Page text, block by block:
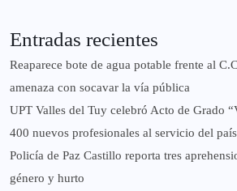
Entradas recientes
Reaparece bote de agua potable frente al
amenaza con socavar la vía pública
UPT Valles del Tuy celebró Acto de Grado
400 nuevos profesionales al servicio del
‎Policía de Paz Castillo reporta tres
género y hurto